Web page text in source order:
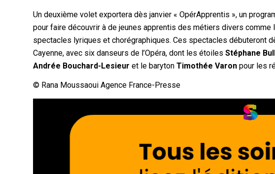
Un deuxième volet exportera dès janvier « OpérApprentis », un
pour faire découvrir à de jeunes apprentis des métiers divers
spectacles lyriques et chorégraphiques. Ces spectacles débuteront
Cayenne, avec six danseurs de l’Opéra, dont les étoilesStéphane
Andrée Bouchard-Lesieur et le barytonTimothée Varon pour les
© Rana Moussaoui Agence France-Presse